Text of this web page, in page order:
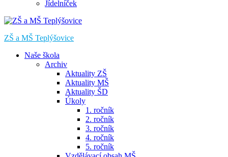
Jídelníček
ZŠ a MŠ Teplýšovice
Naše škola
Archiv
Aktuality ZŠ
Aktuality MŠ
Aktuality ŠD
Úkoly
1. ročník
2. ročník
3. ročník
4. ročník
5. ročník